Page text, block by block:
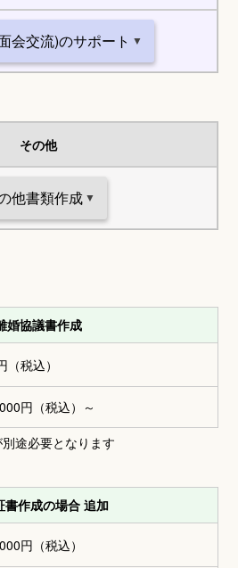
会交流)のサポート
その他
他書類作成
婚協議書作成
（税込）
円 （税込）～
途必要となります
書作成の場合 追加
円 （税込）